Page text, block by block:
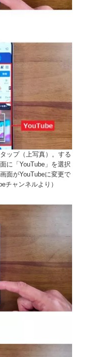
ップ（上写真）。する
に「YouTube」を選択
面がYouTubeに変更で
チャンネルより）